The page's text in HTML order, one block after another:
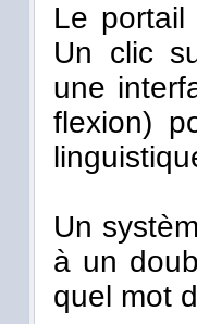
Le portail
Un clic
une
flexion)
Un
à un
quel mot